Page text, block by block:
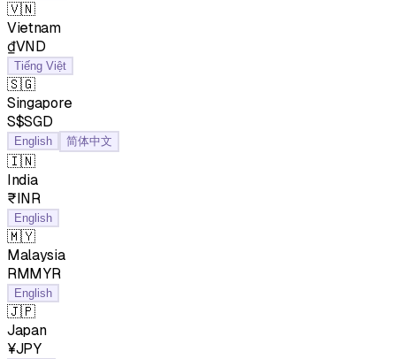
🇻🇳
Vietnam
₫VND
Tiếng Việt
🇸🇬
Singapore
S$SGD
English 简体中文
🇮🇳
India
₹INR
English
🇲🇾
Malaysia
RMMYR
English
🇯🇵
Japan
¥JPY